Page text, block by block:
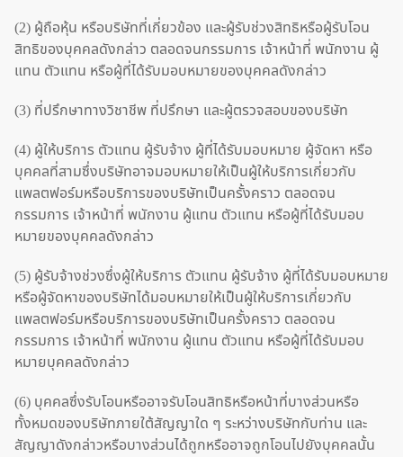
(2) ผู้ถือหุ้น หรือบริษัทที่เกี่ยวข้อง และผู้รับช่วงสิทธิหรือผู้รับโอน
สิทธิของบุคคลดังกล่าว ตลอดจนกรรมการ เจ้าหน้าที่ พนักงาน ผู้
แทน ตัวแทน หรือผู้ที่ได้รับมอบหมายของบุคคลดังกล่าว
(3) ที่ปรึกษาทางวิชาชีพ ที่ปรึกษา และผู้ตรวจสอบของบริษัท
(4) ผู้ให้บริการ ตัวแทน ผู้รับจ้าง ผู้ที่ได้รับมอบหมาย ผู้จัดหา หรือ
บุคคลที่สามซึ่งบริษัทอาจมอบหมายให้เป็นผู้ให้บริการเกี่ยวกับ
แพลตฟอร์มหรือบริการของบริษัทเป็นครั้งคราว ตลอดจน
กรรมการ เจ้าหน้าที่ พนักงาน ผู้แทน ตัวแทน หรือผู้ที่ได้รับมอบ
หมายของบุคคลดังกล่าว
(5) ผู้รับจ้างช่วงซึ่งผู้ให้บริการ ตัวแทน ผู้รับจ้าง ผู้ที่ได้รับมอบหมาย
หรือผู้จัดหาของบริษัทได้มอบหมายให้เป็นผู้ให้บริการเกี่ยวกับ
แพลตฟอร์มหรือบริการของบริษัทเป็นครั้งคราว ตลอดจน
กรรมการ เจ้าหน้าที่ พนักงาน ผู้แทน ตัวแทน หรือผู้ที่ได้รับมอบ
หมายบุคคลดังกล่าว
(6) บุคคลซึ่งรับโอนหรืออาจรับโอนสิทธิหรือหน้าที่บางส่วนหรือ
ทั้งหมดของบริษัทภายใต้สัญญาใด ๆ ระหว่างบริษัทกับท่าน และ
สัญญาดังกล่าวหรือบางส่วนได้ถูกหรืออาจถูกโอนไปยังบุคคลนั้น